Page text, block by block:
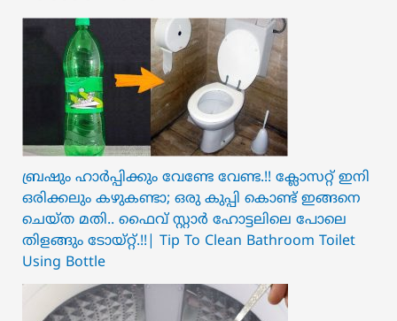
ബ്രഷും ഹാർപ്പിക്കും വേണ്ടേ വേണ്ട.!! ക്ലോസറ്റ് ഇനി
ഒരിക്കലും കഴുകണ്ടാ; ഒരു കുപ്പി കൊണ്ട് ഇങ്ങനെ
ചെയ്ത മതി.. ഫൈവ് സ്റ്റാർ ഹോട്ടലിലെ പോലെ
തിളങ്ങും ടോയ്റ്റ്.!!| Tip To Clean Bathroom Toilet
Using Bottle